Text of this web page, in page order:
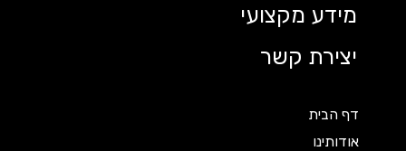
מידע מקצועי
יצירת קשר
דף הבית
אודותינו